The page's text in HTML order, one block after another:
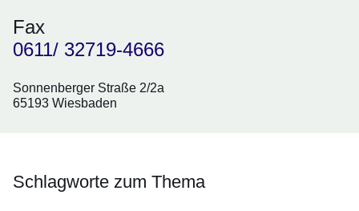
Fax
0611/ 32719-4666
Sonnenberger Straße 2/2a
65193 Wiesbaden
Schlagworte zum Thema